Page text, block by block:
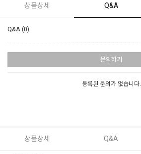
상품상세 Q&A
Q&A (0)
문의하기
등록된 문의가 없습니다.
상품상세 Q&A